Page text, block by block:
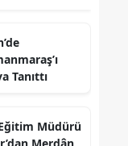
Tanıttı
Müdürü